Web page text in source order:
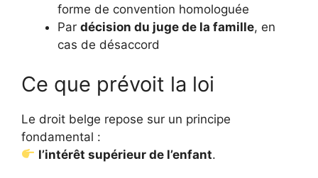
forme de convention homologuée
Par décision du juge de la famille, en
cas de désaccord
Ce que prévoit la loi
Le droit belge repose sur un principe
fondamental :
l’intérêt supérieur de l’enfant.